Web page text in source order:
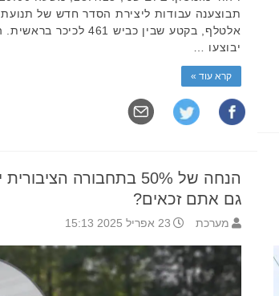
תבוצענה עבודות ליצירת הסדר חדש של תנועת
אלטלף, בקטע שבין כביש 461
יבוצעו …
קרא עוד »
הנחה של 50% בתחבורה
גם אתם זכאים?
מערכת 23 אפריל 2025 15:13